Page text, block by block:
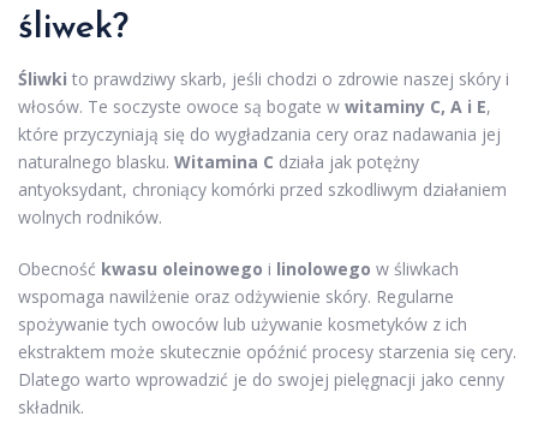
śliwek?
Śliwki to prawdziwy skarb, jeśli chodzi o zdrowie naszej skóry i
włosów. Te soczyste owoce są bogate w witaminy C, A i E,
które przyczyniają się do wygładzania cery oraz nadawania jej
naturalnego blasku. Witamina C działa jak potężny
antyoksydant, chroniący komórki przed szkodliwym działaniem
wolnych rodników.
Obecność kwasu oleinowego i linolowego w śliwkach
wspomaga nawilżenie oraz odżywienie skóry. Regularne
spożywanie tych owoców lub używanie kosmetyków z ich
ekstraktem może skutecznie opóźnić procesy starzenia się cery.
Dlatego warto wprowadzić je do swojej pielęgnacji jako cenny
składnik.